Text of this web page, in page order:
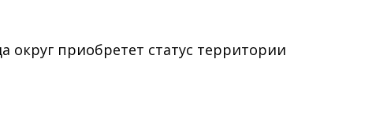
приобретет статус территории